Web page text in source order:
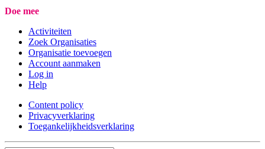
Doe mee
Activiteiten
Zoek Organisaties
Organisatie toevoegen
Account aanmaken
Log in
Help
Content policy
Privacyverklaring
Toegankelijkheidsverklaring